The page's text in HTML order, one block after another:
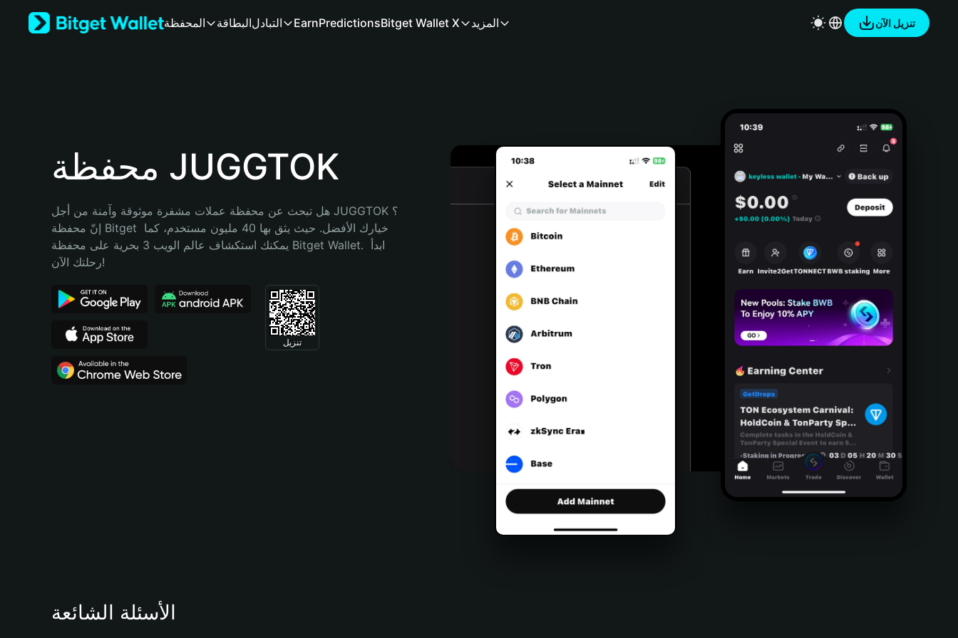
Bahasa Indonesia
Português (Brasil)
المحفظة البطاقةالتبادل EarnPredictionsBitget Wallet X المزيد تنزيل الآن
محفظة JUGGTOK
هل تبحث عن محفظة عملات مشفرة موثوقة وآمنة من أجل JUGGTOK؟
إنّ محفظة Bitget خيارك الأفضل. حيث يثق بها 40 مليون مستخدم، كما
يمكنك استكشاف عالم الويب 3 بحرية على محفظة Bitget Wallet. ابدأ
رحلتك الآن!
تنزيل
الأسئلة الشائعة